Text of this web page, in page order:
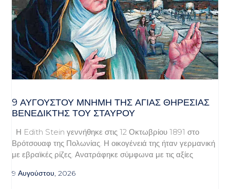
9 ΑΥΓΟΥΣΤΟΥ ΜΝΗΜΗ ΤΗΣ ΑΓΙΑΣ ΘΗΡΕΣΙΑΣ
ΒΕΝΕΔΙΚΤΗΣ ΤΟΥ ΣΤΑΥΡΟΥ
Η Edith Stein γεννήθηκε στις 12 Οκτωβρίου 1891 στο
Βρότσουαφ της Πολωνίας. Η οικογένειά της ήταν γερμανική
με εβραϊκές ρίζες. Ανατράφηκε σύμφωνα με τις αξίες
9 Αυγούστου, 2026